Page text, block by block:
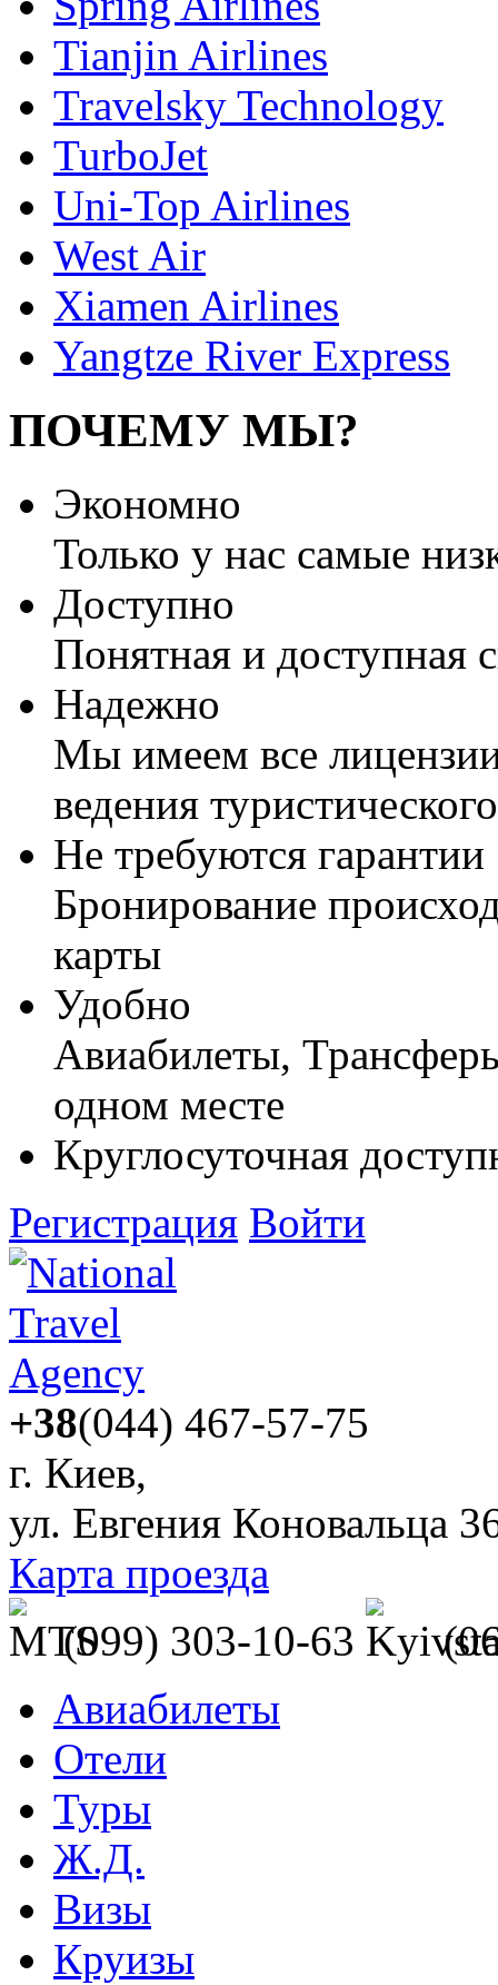
Tianjin Airlines
Travelsky Technology
TurboJet
Uni-Top Airlines
West Air
Xiamen Airlines
Yangtze River Express
ПОЧЕМУ МЫ?
Экономно
Только у нас самые
Доступно
Понятная и доступная
Надежно
Мы имеем все
ведения
Не требуются гарантии
Бронирование
карты
Удобно
Авиабилеты,
одном месте
Круглосуточная
Регистрация Войти
+38(044) 467-57-75
г. Киев,
ул. Евгения Коновальца
Карта проезда
(099) 303-10-63
Авиабилеты
Отели
Туры
Ж.Д.
Визы
Круизы